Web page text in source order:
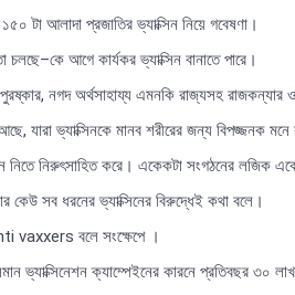
টা আলাদা প্রজাতির ভ্যাক্সিন নিয়ে গবেষণা।
চলছে–কে আগে কার্যকর ভ্যাক্সিন বানাতে পারে।
নগদ অর্থসাহায্য এমনকি রাজ্যসহ রাজকন্যার
যারা ভ্যাক্সিনকে মানব শরীরের জন্য বিপজ্জনক
নিতে নিরুৎসাহিত করে। একেকটা সংগঠনের লজিক
কেউ সব ধরনের ভ্যাক্সিনের বিরুদ্ধেই কথা বলে।
বলে সংক্ষেপে ।
ভ্যাক্সিনেশন ক্যাম্পেইনের কারনে প্রতিবছর ৩০